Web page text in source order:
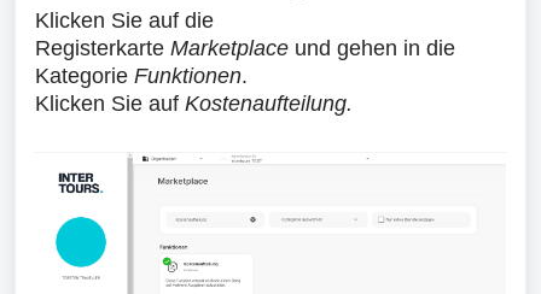
Klicken Sie auf die
Registerkarte Marketplace und gehen in die
Kategorie Funktionen.
Klicken Sie auf Kostenaufteilung.